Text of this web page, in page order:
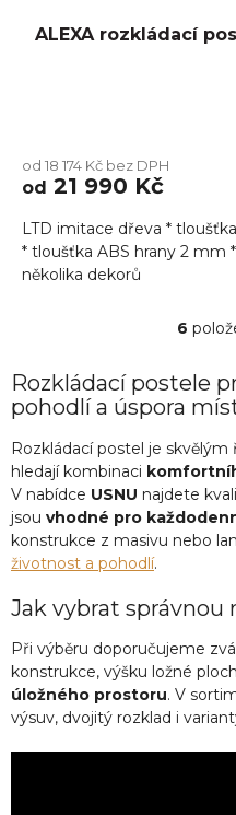
ALEXA rozkládací
produktu
je
z
5
hvězdiček.
od 18 174 Kč bez DPH
od 21 990 Kč
LTD imitace dřeva *
* tloušťka ABS hrany 2 mm
několika dekorů
6
Rozkládací postele
pohodlí a úspora
Rozkládací postel je
hledají kombinaci
V nabídce USNU najdete
jsou vhodné pro
konstrukce z masivu nebo
životnost a pohodlí.
Jak vybrat správnou
Při výběru doporučujeme
konstrukce, výšku ložné
úložného prostoru. V
výsuv, dvojitý rozklad i